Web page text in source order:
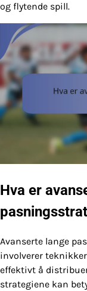
og flytende spill.
Hva er
Avanserte lange
involverer
effektivt å
strategiene kan